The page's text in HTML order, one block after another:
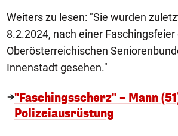
Weiters zu lesen: "Sie wurden
8.2.2024, nach einer Faschingsfeier
Oberösterreichischen
Innenstadt gesehen."
"Faschingsscherz" – Mann
Polizeiausrüstung